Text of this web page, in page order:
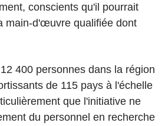
conscients qu'il pourrait
main-d'œuvre qualifiée dont
400 personnes dans la région
de 115 pays à l'échelle
que l'initiative ne
du personnel en recherche